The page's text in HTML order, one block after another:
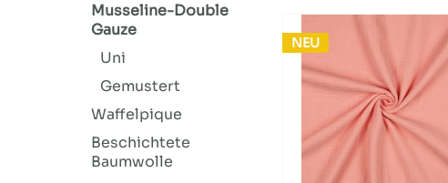
Musseline-Double
Gauze
Uni
Gemustert
Waffelpique
Beschichtete
Baumwolle
NEU